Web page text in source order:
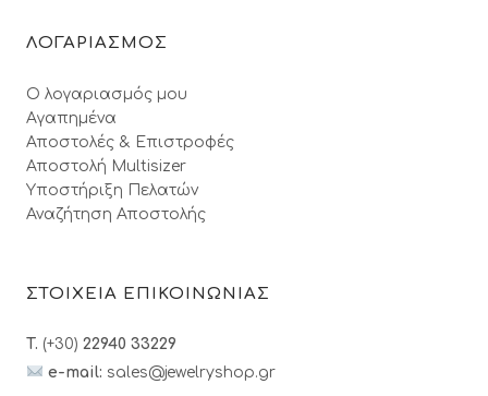
ΛΟΓΑΡΙΑΣΜΟΣ
Ο λογαριασμός μου
Αγαπημένα
Αποστολές & Επιστροφές
Αποστολή Multisizer
Υποστήριξη Πελατών
Αναζήτηση Αποστολής
ΣΤΟΙΧΕΙΑ ΕΠΙΚΟΙΝΩΝΙΑΣ
T. (+30) 22940 33229
e-mail: sales@jewelryshop.gr